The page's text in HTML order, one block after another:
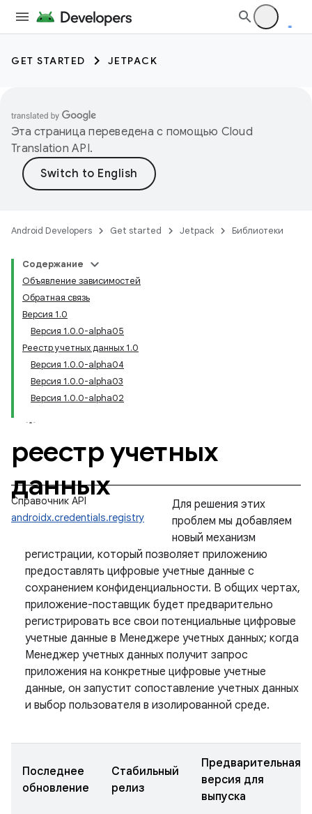
GET STARTED JETPACK
Эта страница переведена с помощью Cloud
Translation API.
Android Developers Get started Jetpack Библиотеки
Содержание
Объявление зависимостей
Обратная связь
Версия 1.0
Версия 1.0.0-alpha05
Реестр учетных данных 1.0
Версия 1.0.0-alpha04
Версия 1.0.0-alpha03
Версия 1.0.0-alpha02
реестр учетных
данных
Справочник API
androidx.credentials.registry
Для решения этих
проблем мы добавляем
новый механизм
регистрации, который позволяет приложению
предоставлять цифровые учетные данные с
сохранением конфиденциальности. В общих чертах,
приложение-поставщик будет предварительно
регистрировать все свои потенциальные цифровые
учетные данные в Менеджере учетных данных; когда
Менеджер учетных данных получит запрос
приложения на конкретные цифровые учетные
данные, он запустит сопоставление учетных данных
и выбор пользователя в изолированной среде.
Последнее
обновление
Стабильный
релиз
Предварительная
версия для
выпуска